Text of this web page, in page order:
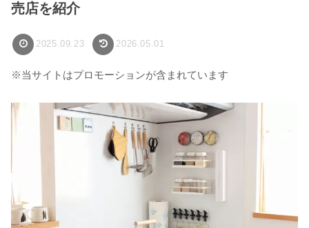
売店を紹介
2025.09.23 2026.05.01
※当サイトはプロモーションが含まれています